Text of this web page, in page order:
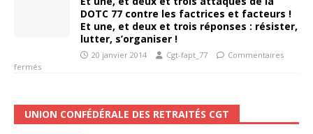
DOTC 77 contre les factrices et facteurs !
Et une, et deux et trois réponses : résister,
lutter, s’organiser !
20 janvier 2014 Cgt-fapt_77
Commentaires
fermés
UNION CONFÉDÉRALE DES RETRAITÉS CGT